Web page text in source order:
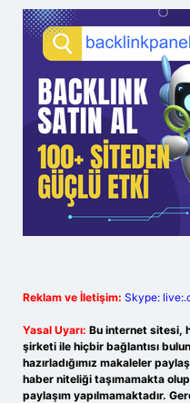
Reklam ve İletişim: Skype:
Yasal Uyarı: Bu internet sitesi,
şirketi ile hiçbir bağlantısı
hazırladığımız makaleler
haber niteliği taşımamakta
paylaşım yapılmamaktadır.